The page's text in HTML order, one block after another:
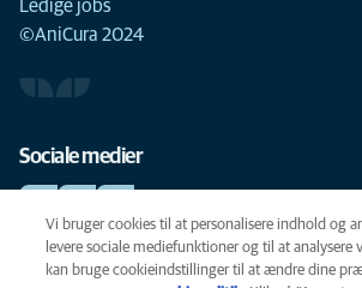
Ledige jobs
©AniCura 2024
Sociale medier
Vi bruger cookies til at personalisere indhold og
levere sociale mediefunktioner og til at analysere
kan bruge cookieindstillinger til at ændre dine